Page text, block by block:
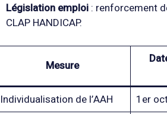
Législation emploi : renforcement
CLAP HANDICAP.
Mesure
Individualisation de l’AAH 1er